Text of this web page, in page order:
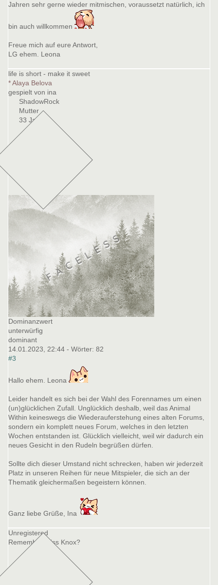
Jahren sehr gerne wieder mitmischen, voraussetzt natürlich, ich
bin auch willkommen
Freue mich auf eure Antwort,
LG ehem. Leona
life is short - make it sweet
* Alaya Belova
gespielt von ina
ShadowRock
Mutter
33 Jahre
Dominanzwert
unterwürfig
dominant
14.01.2023, 22:44 - Wörter: 82
#3
Hallo ehem. Leona
Leider handelt es sich bei der Wahl des Forennames um einen
(un)glücklichen Zufall. Unglücklich deshalb, weil das Animal
Within keineswegs die Wiederauferstehung eines alten Forums,
sondern ein komplett neues Forum, welches in den letzten
Wochen entstanden ist. Glücklich vielleicht, weil wir dadurch ein
neues Gesicht in den Rudeln begrüßen dürfen.
Sollte dich dieser Umstand nicht schrecken, haben wir jederzeit
Platz in unseren Reihen für neue Mitspieler, die sich an der
Thematik gleichermaßen begeistern können.
Ganz liebe Grüße, Ina
Unregistered
Remember Miss Knox?